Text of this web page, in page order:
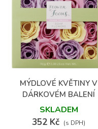
MÝDLOVÉ KVĚTINY V
DÁRKOVÉM BALENÍ
SKLADEM
352 Kč (s DPH)